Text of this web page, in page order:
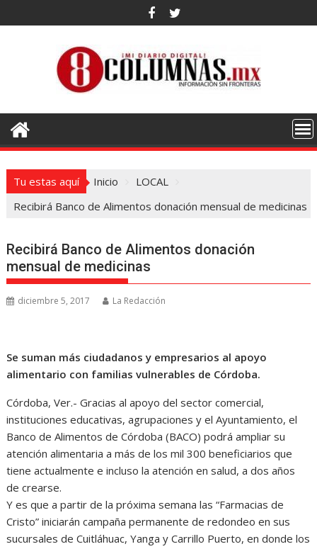
al
Tu estas aquí Inicio
LOCAL
Recibirá Banco de Alimentos donación mensual de medicinas
Recibirá Banco de Alimentos donación
mensual de medicinas
diciembre 5, 2017 La Redacción
Se suman más ciudadanos y empresarios al apoyo
alimentario con familias vulnerables de Córdoba.
Córdoba, Ver.- Gracias al apoyo del sector comercial,
instituciones educativas, agrupaciones y el Ayuntamiento, el
Banco de Alimentos de Córdoba (BACO) podrá ampliar su
atención alimentaria a más de los mil 300 beneficiarios que
tiene actualmente e incluso la atención en salud, a dos años
de crearse.
Y es que a partir de la próxima semana las “Farmacias de
Cristo” iniciarán campaña permanente de redondeo en sus
sucursales de Cuitláhuac, Yanga y Carrillo Puerto, en donde los